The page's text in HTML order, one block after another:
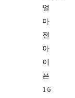
얼
마
전
아
이
폰
16